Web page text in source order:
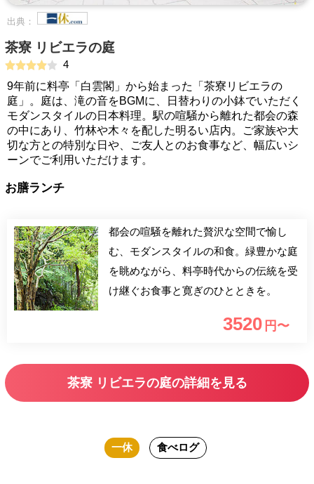
出典：
茶寮 リビエラの庭
4
9年前に料亭「白雲閣」から始まった「茶寮リビエラの
庭」。庭は、滝の音をBGMに、日替わりの小鉢でいただく
モダンスタイルの日本料理。駅の喧騒から離れた都会の森
の中にあり、竹林や木々を配した明るい店内。ご家族や大
切な方との特別な日や、ご友人とのお食事など、幅広いシ
ーンでご利用いただけます。
お膳ランチ
都会の喧騒を離れた贅沢な空間で愉し
む、モダンスタイルの和食。緑豊かな庭
を眺めながら、料亭時代からの伝統を受
け継ぐお食事と寛ぎのひとときを。
3520 円〜
茶寮 リビエラの庭の詳細を見る
一休 食べログ